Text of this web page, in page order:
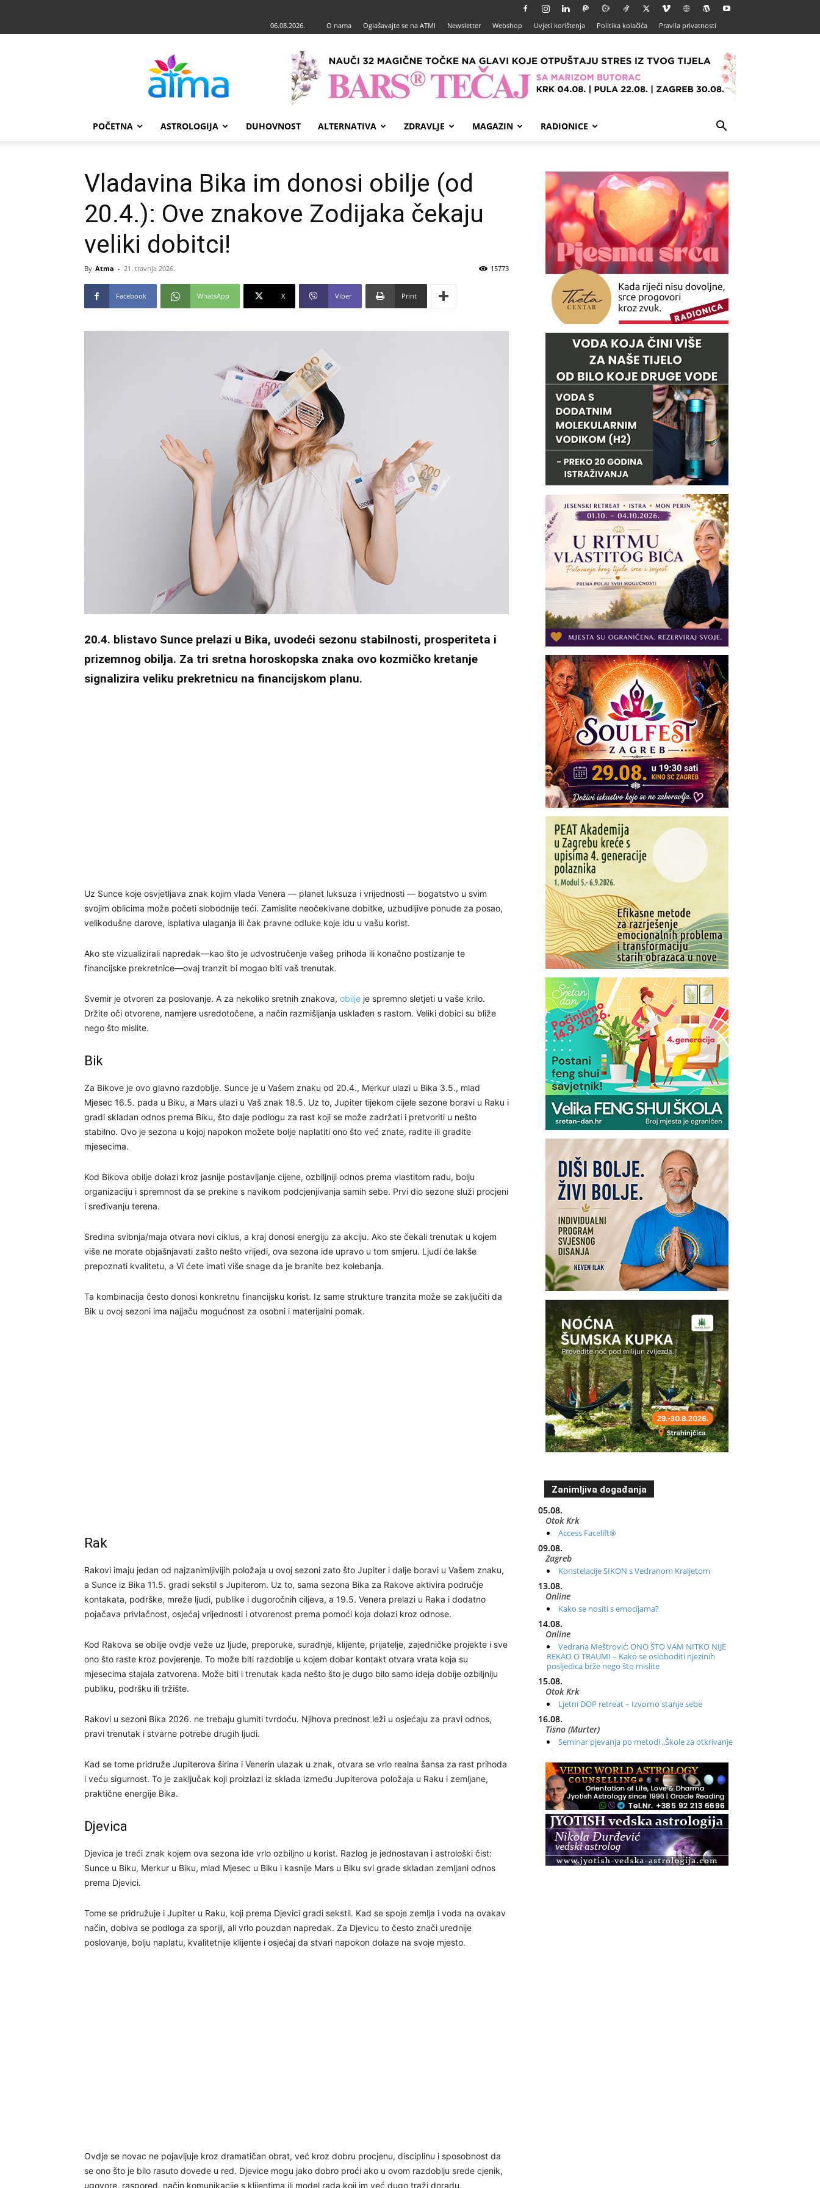
06.08.2026. O nama Oglašavajte se na ATMI Newsletter Webshop Uvjeti korištenja Politika kolačića Pravila privatnosti
POČETNA ASTROLOGIJA DUHOVNOST ALTERNATIVA ZDRAVLJE MAGAZIN RADIONICE
Vladavina Bika im donosi obilje (od
20.4.): Ove znakove Zodijaka čekaju
veliki dobitci!
By Atma - 21. travnja 2026. 15773
Facebook WhatsApp X Viber Print
20.4. blistavo Sunce prelazi u Bika, uvodeći sezonu stabilnosti, prosperiteta i
prizemnog obilja. Za tri sretna horoskopska znaka ovo kozmičko kretanje
signalizira veliku prekretnicu na financijskom planu.
Uz Sunce koje osvjetljava znak kojim vlada Venera — planet luksuza i vrijednosti — bogatstvo u svim
svojim oblicima može početi slobodnije teći. Zamislite neočekivane dobitke, uzbudljive ponude za posao,
velikodušne darove, isplativa ulaganja ili čak pravne odluke koje idu u vašu korist.
Ako ste vizualizirali napredak—kao što je udvostručenje vašeg prihoda ili konačno postizanje te
financijske prekretnice—ovaj tranzit bi mogao biti vaš trenutak.
Svemir je otvoren za poslovanje. A za nekoliko sretnih znakova, obilje je spremno sletjeti u vaše krilo.
Držite oči otvorene, namjere usredotočene, a način razmišljanja usklađen s rastom. Veliki dobici su bliže
nego što mislite.
Bik
Za Bikove je ovo glavno razdoblje. Sunce je u Vašem znaku od 20.4., Merkur ulazi u Bika 3.5., mlad
Mjesec 16.5. pada u Biku, a Mars ulazi u Vaš znak 18.5. Uz to, Jupiter tijekom cijele sezone boravi u Raku i
gradi skladan odnos prema Biku, što daje podlogu za rast koji se može zadržati i pretvoriti u nešto
stabilno. Ovo je sezona u kojoj napokon možete bolje naplatiti ono što već znate, radite ili gradite
mjesecima.
Kod Bikova obilje dolazi kroz jasnije postavljanje cijene, ozbiljniji odnos prema vlastitom radu, bolju
organizaciju i spremnost da se prekine s navikom podcjenjivanja samih sebe. Prvi dio sezone služi procjeni
i sređivanju terena.
Sredina svibnja/maja otvara novi ciklus, a kraj donosi energiju za akciju. Ako ste čekali trenutak u kojem
više ne morate objašnjavati zašto nešto vrijedi, ova sezona ide upravo u tom smjeru. Ljudi će lakše
prepoznati kvalitetu, a Vi ćete imati više snage da je branite bez kolebanja.
Ta kombinacija često donosi konkretnu financijsku korist. Iz same strukture tranzita može se zaključiti da
Bik u ovoj sezoni ima najjaču mogućnost za osobni i materijalni pomak.
Rak
Rakovi imaju jedan od najzanimljivijih položaja u ovoj sezoni zato što Jupiter i dalje boravi u Vašem znaku,
a Sunce iz Bika 11.5. gradi sekstil s Jupiterom. Uz to, sama sezona Bika za Rakove aktivira područje
kontakata, podrške, mreže ljudi, publike i dugoročnih ciljeva, a 19.5. Venera prelazi u Raka i dodatno
pojačava privlačnost, osjećaj vrijednosti i otvorenost prema pomoći koja dolazi kroz odnose.
Kod Rakova se obilje ovdje veže uz ljude, preporuke, suradnje, klijente, prijatelje, zajedničke projekte i sve
ono što raste kroz povjerenje. To može biti razdoblje u kojem dobar kontakt otvara vrata koja su
mjesecima stajala zatvorena. Može biti i trenutak kada nešto što je dugo bilo samo ideja dobije ozbiljniju
publiku, podršku ili tržište.
Rakovi u sezoni Bika 2026. ne trebaju glumiti tvrdoću. Njihova prednost leži u osjećaju za pravi odnos,
pravi trenutak i stvarne potrebe drugih ljudi.
Kad se tome pridruže Jupiterova širina i Venerin ulazak u znak, otvara se vrlo realna šansa za rast prihoda
i veću sigurnost. To je zaključak koji proizlazi iz sklada između Jupiterova položaja u Raku i zemljane,
praktične energije Bika.
Djevica
Djevica je treći znak kojem ova sezona ide vrlo ozbiljno u korist. Razlog je jednostavan i astrološki čist:
Sunce u Biku, Merkur u Biku, mlad Mjesec u Biku i kasnije Mars u Biku svi grade skladan zemljani odnos
prema Djevici.
Tome se pridružuje i Jupiter u Raku, koji prema Djevici gradi sekstil. Kad se spoje zemlja i voda na ovakav
način, dobiva se podloga za sporiji, ali vrlo pouzdan napredak. Za Djevicu to često znači urednije
poslovanje, bolju naplatu, kvalitetnije klijente i osjećaj da stvari napokon dolaze na svoje mjesto.
Ovdje se novac ne pojavljuje kroz dramatičan obrat, već kroz dobru procjenu, disciplinu i sposobnost da
se ono što je bilo rasuto dovede u red. Djevice mogu jako dobro proći ako u ovom razdoblju srede cjenik,
ugovore, raspored, način komunikacije s klijentima ili model rada koji im već dugo traži doradu.
Zanimljiva događanja
05.08.
Otok Krk
Access Facelift®
09.08.
Zagreb
Konstelacije SIKON s Vedranom Kraljetom
13.08.
Online
Kako se nositi s emocijama?
14.08.
Online
Vedrana Meštrović: ONO ŠTO VAM NITKO NIJE
REKAO O TRAUMI – Kako se osloboditi njezinih
posljedica brže nego što mislite
15.08.
Otok Krk
Ljetni DOP retreat – Izvorno stanje sebe
16.08.
Tisno (Murter)
Seminar pjevanja po metodi „Škole za otkrivanje
glasa“
20.08.
Online
Radionica: Pomagači iz drugih dimenzija Online –
otvoreno za sve
21.08.
Zagreb+Online
Osnovni ThetaHealing® tečaj, Zagreb i Online
22.08.
Pula